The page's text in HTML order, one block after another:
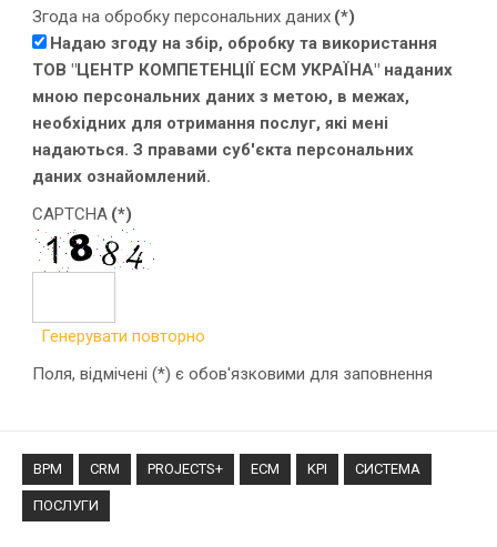
Згода на обробку персональних даних (*)
Надаю згоду на збір, обробку та використання
ТОВ "ЦЕНТР КОМПЕТЕНЦІЇ ЕСМ УКРАЇНА" наданих
мною персональних даних з метою, в межах,
необхідних для отримання послуг, які мені
надаються. З правами суб'єкта персональних
даних ознайомлений.
CAPTCHA (*)
Генерувати повторно
Поля, відмічені (*) є обов'язковими для заповнення
BPM CRM PROJECTS+ ECM KPI СИСТЕМА
ПОСЛУГИ